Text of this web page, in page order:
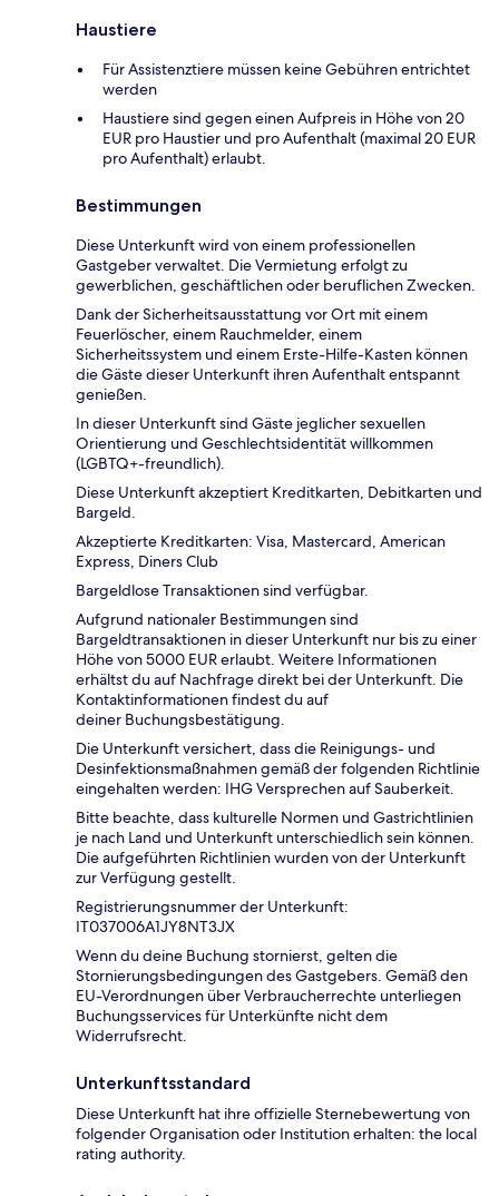
Haustiere
Für Assistenztiere müssen keine Gebühren entrichtet
werden
Haustiere sind gegen einen Aufpreis in Höhe von 20
EUR pro Haustier und pro Aufenthalt (maximal 20 EUR
pro Aufenthalt) erlaubt.
Bestimmungen
Diese Unterkunft wird von einem professionellen
Gastgeber verwaltet. Die Vermietung erfolgt zu
gewerblichen, geschäftlichen oder beruflichen Zwecken.
Dank der Sicherheitsausstattung vor Ort mit einem
Feuerlöscher, einem Rauchmelder, einem
Sicherheitssystem und einem Erste-Hilfe-Kasten können
die Gäste dieser Unterkunft ihren Aufenthalt entspannt
genießen.
In dieser Unterkunft sind Gäste jeglicher sexuellen
Orientierung und Geschlechtsidentität willkommen
(LGBTQ+-freundlich).
Diese Unterkunft akzeptiert Kreditkarten, Debitkarten und
Bargeld.
Akzeptierte Kreditkarten: Visa, Mastercard, American
Express, Diners Club
Bargeldlose Transaktionen sind verfügbar.
Aufgrund nationaler Bestimmungen sind
Bargeldtransaktionen in dieser Unterkunft nur bis zu einer
Höhe von 5000 EUR erlaubt. Weitere Informationen
erhältst du auf Nachfrage direkt bei der Unterkunft. Die
Kontaktinformationen findest du auf
deiner Buchungsbestätigung.
Die Unterkunft versichert, dass die Reinigungs- und
Desinfektionsmaßnahmen gemäß der folgenden Richtlinie
eingehalten werden: IHG Versprechen auf Sauberkeit.
Bitte beachte, dass kulturelle Normen und Gastrichtlinien
je nach Land und Unterkunft unterschiedlich sein können.
Die aufgeführten Richtlinien wurden von der Unterkunft
zur Verfügung gestellt.
Registrierungsnummer der Unterkunft:
IT037006A1JY8NT3JX
Wenn du deine Buchung stornierst, gelten die
Stornierungsbedingungen des Gastgebers. Gemäß den
EU-Verordnungen über Verbraucherrechte unterliegen
Buchungsservices für Unterkünfte nicht dem
Widerrufsrecht.
Unterkunftsstandard
Diese Unterkunft hat ihre offizielle Sternebewertung von
folgender Organisation oder Institution erhalten: the local
rating authority.